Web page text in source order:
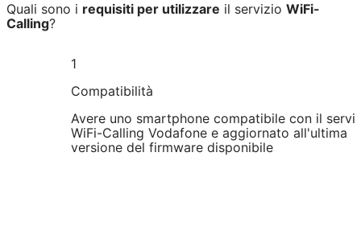
Quali sono i requisiti per utilizzare il servizio WiFi-
Calling?
1
Compatibilità
Avere uno smartphone compatibile con il
WiFi-Calling Vodafone e aggiornato all'ultima
versione del firmware disponibile